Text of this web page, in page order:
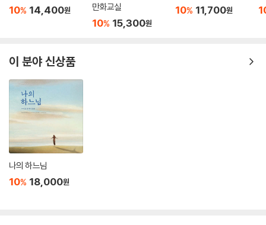
예수님이 우리의 베스트 프렌드이시지만, 하나님 아버지는 나와 다른 친구
함께할 때 그것을 기뻐하시며, 천국에서는 최고의 우정이라는 선물도 우리
에게 주실 것입니다.
---「천국에서 우리는 예수님 외에는 친구가 없나요?」중에서
천국의 멋진 점은 사람들이 서로 다른 모습에 대해 기분 나빠하거나 싫어
하지 않고 기뻐할 것이라는 사실입니다. 천국에는 인종차별이 없을 것입니
다. 어느 누구도 출신이나 머리색이나 피부색이 다르다는 이유로 다른 사
람을 싫어하지 않을 것입니다.
물론 하나님은 이러한 진리가 천국에 가야만 적용되는 것을 원하지 않으십
10% 14,400원
만화교실
10% 15,300원
10% 11,700원
이 분야 신상품
나의 하느님
10% 18,000원